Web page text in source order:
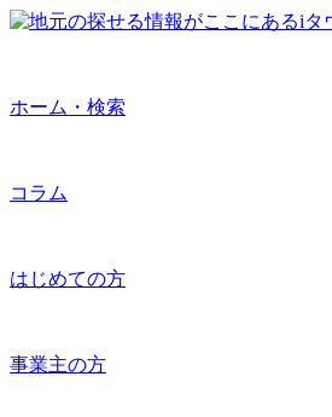
ホーム・検索
コラム
はじめての方
事業主の方